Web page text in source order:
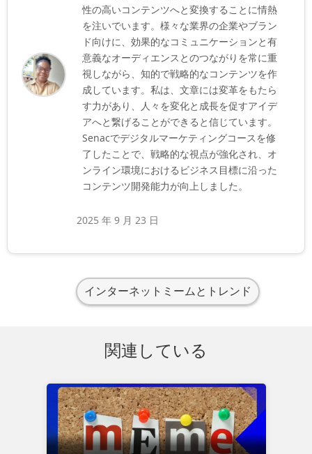
性の高いコンテンツへと変換することに情熱
を注いでいます。様々な業界の企業やブラン
ド向けに、効果的なコミュニケーションと有
意義なオーディエンスとのつながりを常に重
視しながら、知的で戦略的なコンテンツを作
成しています。私は、文章には変革をもたら
す力があり、人々を変化と成長を促すアイデ
アへと繋げることができると信じています。
Senacでデジタルマーケティングコースを修
了したことで、戦略的な視点が強化され、オ
ンライン環境におけるビジネス目標に沿った
コンテンツ開発能力が向上しました。
2025 年 9 月 23 日
インターネットミームとトレンド
関連している